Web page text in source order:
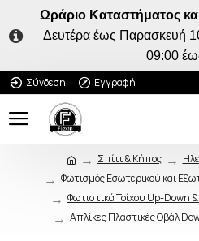
Ωράριο Καταστήματος
Δευτέρα έως Παρασκευή
09:00
Σύνδεση
Εγγραφή
Σπίτι & Κήπος
Φωτισμός Εσωτερικού και
Φωτιστικά Τοίχου Up-Down
Απλίκες Πλαστικές Οβάλ